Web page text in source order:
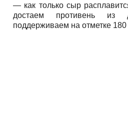
— как только сыр
достаем противень из
поддерживаем на отметке 180